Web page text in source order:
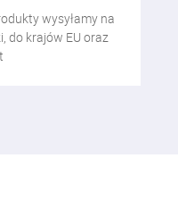
wysyłamy na
do krajów EU oraz